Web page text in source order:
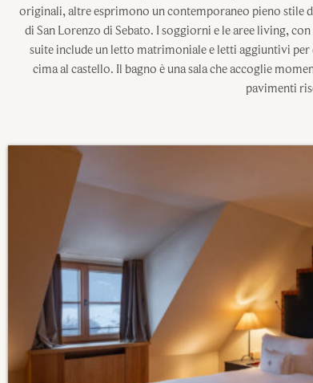
originali, altre esprimono un contemporaneo pieno stile
di San Lorenzo di Sebato. I soggiorni e le aree living,
suite include un letto matrimoniale e letti aggiuntivi
cima al castello. Il bagno è una sala che accoglie
pavimenti